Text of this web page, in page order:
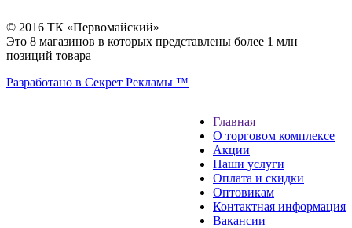
© 2016 ТК «Первомайский»
Это 8 магазинов в которых представлены более 1 млн
позиций товара
Разработано в Секрет Рекламы ™
Главная
О торговом комплексе
Акции
Наши услуги
Оплата и скидки
Оптовикам
Контактная информация
Вакансии